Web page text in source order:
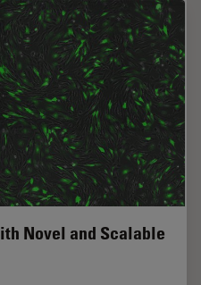
Novel and Scalable